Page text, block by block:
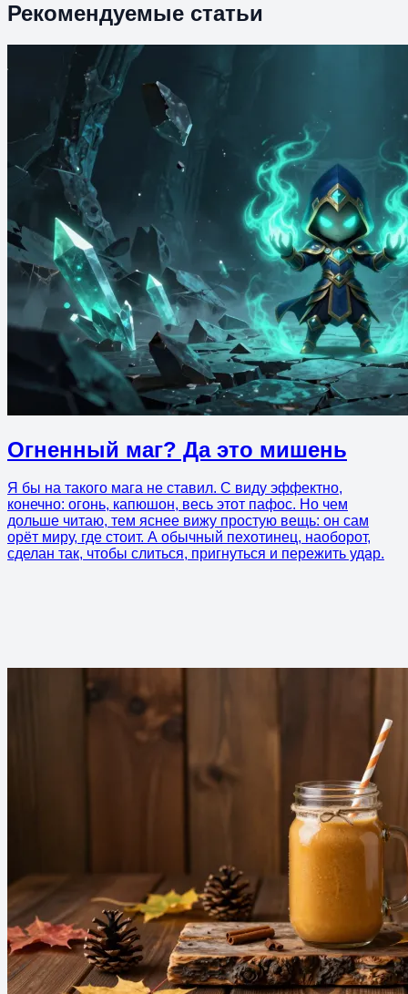
Рекомендуемые статьи
Огненный маг? Да это мишень
Я бы на такого мага не ставил. С виду эффектно,
конечно: огонь, капюшон, весь этот пафос. Но чем
дольше читаю, тем яснее вижу простую вещь: он сам
орёт миру, где стоит. А обычный пехотинец, наоборот,
сделан так, чтобы слиться, пригнуться и пережить удар.